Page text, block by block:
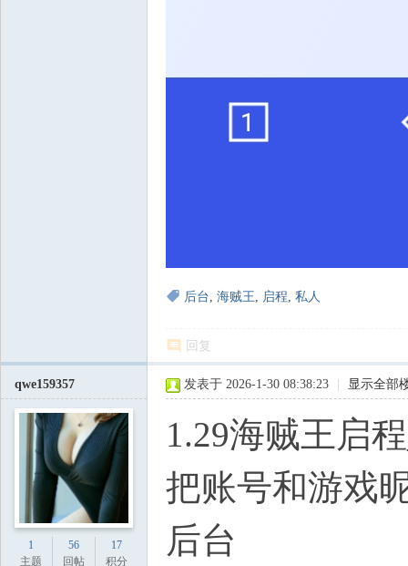
后台, 海贼王, 启程, 私人
回复
qwe159357
1
主题
56
回帖
17
积分
发表于 2026-1-30 08:38:23 显示全部
1.29海贼王启
把账号和游戏
后台